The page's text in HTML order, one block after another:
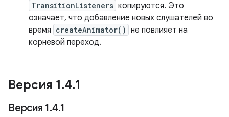
TransitionListeners копируются. Это
означает, что добавление новых слушателей во
время createAnimator() не повлияет на
корневой переход.
Версия 1.4.1
Версия 1.4.1